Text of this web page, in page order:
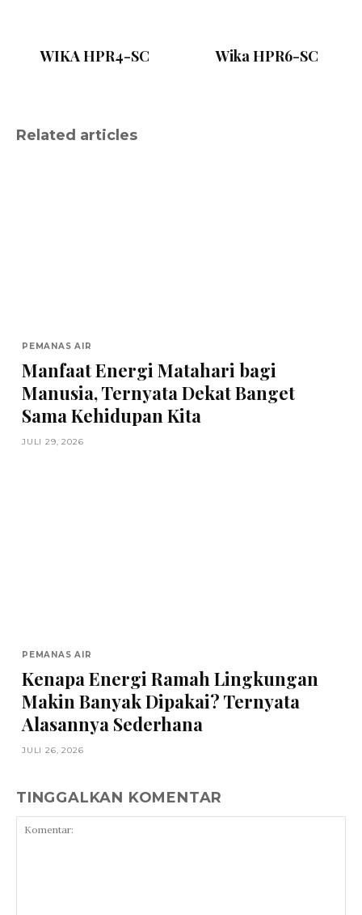
WIKA HPR4-SC Wika HPR6-SC
Related articles
PEMANAS AIR
Manfaat Energi Matahari bagi
Manusia, Ternyata Dekat Banget
Sama Kehidupan Kita
JULI 29, 2026
PEMANAS AIR
Kenapa Energi Ramah Lingkungan
Makin Banyak Dipakai? Ternyata
Alasannya Sederhana
JULI 26, 2026
TINGGALKAN KOMENTAR